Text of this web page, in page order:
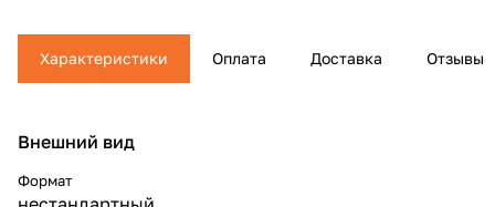
Характеристики Оплата Доставка Отзывы
Внешний вид
Формат